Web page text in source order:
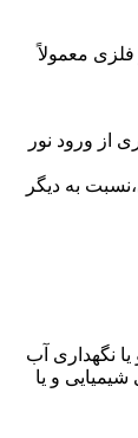
فلزی معمولاً
از ورود نور
به دیگر
نگهداری آب
و یا